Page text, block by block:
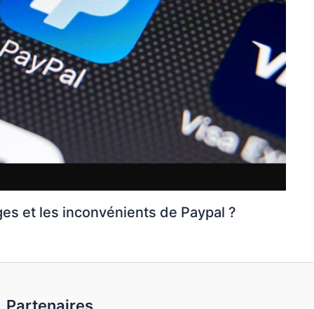
et les inconvénients de Paypal ?